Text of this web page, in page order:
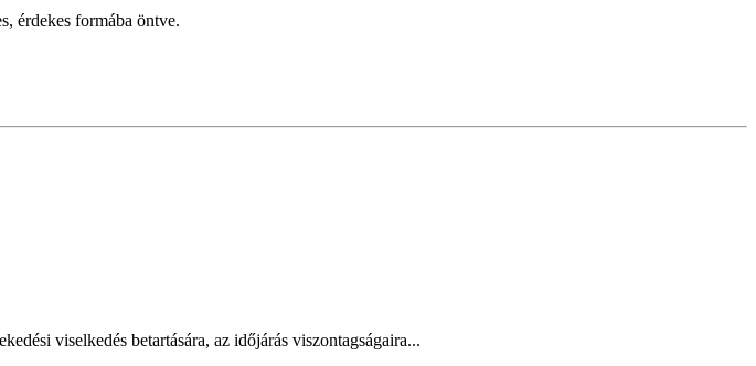
érdekes formába öntve.
viselkedés betartására, az időjárás viszontagságaira...